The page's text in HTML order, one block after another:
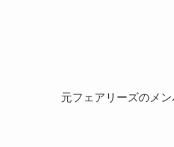
元フェアリーズのメン